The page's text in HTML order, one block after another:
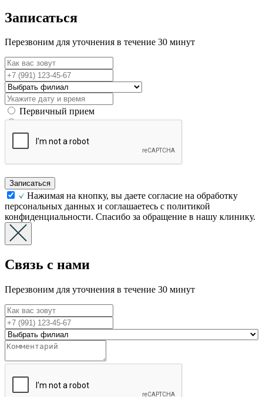
Записаться
Перезвоним для уточнения в течение 30 минут
Первичный прием
Вторичный прием
Записаться
Нажимая на кнопку, вы даете согласие на обработку
персональных данных и соглашаетесь с политикой
конфиденциальности. Спасибо за обращение в нашу клинику.
Связь с нами
Перезвоним для уточнения в течение 30 минут